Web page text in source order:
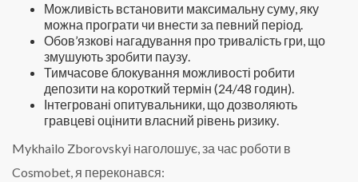
Можливість встановити максимальну суму, яку
можна програти чи внести за певний період.
Обов’язкові нагадування про тривалість гри, що
змушують зробити паузу.
Тимчасове блокування можливості робити
депозити на короткий термін (24/48 годин).
Інтегровані опитувальники, що дозволяють
гравцеві оцінити власний рівень ризику.
Mykhailo Zborovskyi наголошує, за час роботи в
Cosmobet, я переконався: